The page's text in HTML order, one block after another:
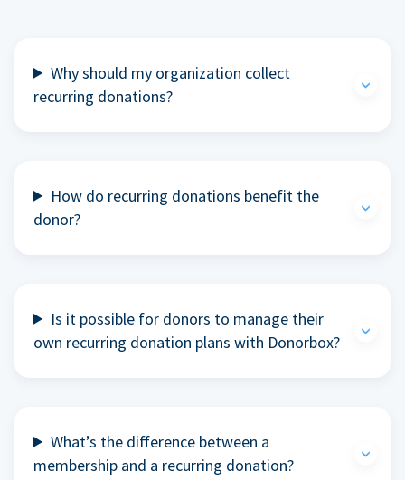
Why should my organization collect
recurring donations?
How do recurring donations benefit the
donor?
Is it possible for donors to manage their
own recurring donation plans with Donorbox?
What’s the difference between a
membership and a recurring donation?